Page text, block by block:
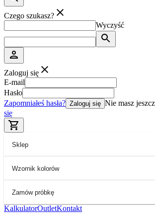
Czego szukasz?
Wyczyść
Zaloguj się
E-mail
Hasło
Zapomniałeś hasła? Zaloguj się Nie masz
się
Sklep
Wzornik kolorów
Zamów próbkę
KalkulatorOutletKontakt